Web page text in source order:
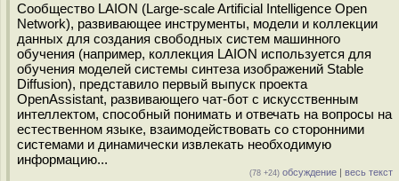
Сообщество LAION (Large-scale Artificial Intelligence Open
Network), развивающее инструменты, модели и коллекции
данных для создания свободных систем машинного
обучения (например, коллекция LAION используется для
обучения моделей системы синтеза изображений Stable
Diffusion), представило первый выпуск проекта
OpenAssistant, развивающего чат-бот с искусственным
интеллектом, способный понимать и отвечать на вопросы на
естественном языке, взаимодействовать со сторонними
системами и динамически извлекать необходимую
информацию...
(78 +24) обсуждение | весь текст